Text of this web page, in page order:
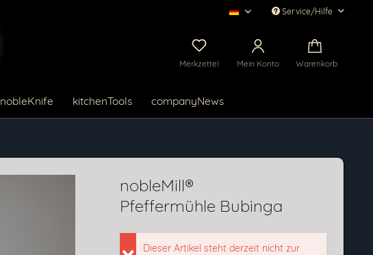
deutsch Service/Hilfe
Merkzettel Mein Konto Warenkorb
nobleKnife kitchenTools companyNews
nobleMill®
Pfeffermühle Bubinga
Dieser Artikel steht derzeit nicht zur